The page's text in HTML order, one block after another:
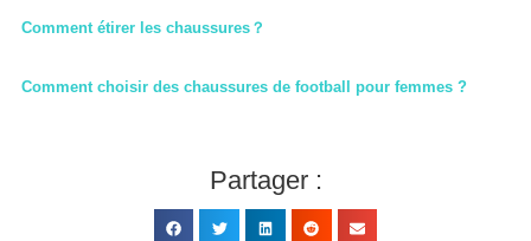
Comment étirer les chaussures？
Comment choisir des chaussures de football pour femmes ?
Partager :